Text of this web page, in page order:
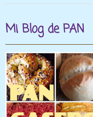
Mi Blog de PAN